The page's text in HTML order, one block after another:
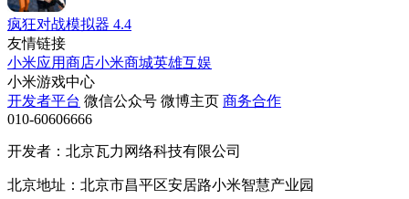
疯狂对战模拟器 4.4
友情链接
小米应用商店小米商城英雄互娱
小米游戏中心
开发者平台 微信公众号 微博主页 商务合作
010-60606666
开发者：北京瓦力网络科技有限公司
北京地址：北京市昌平区安居路小米智慧产业园